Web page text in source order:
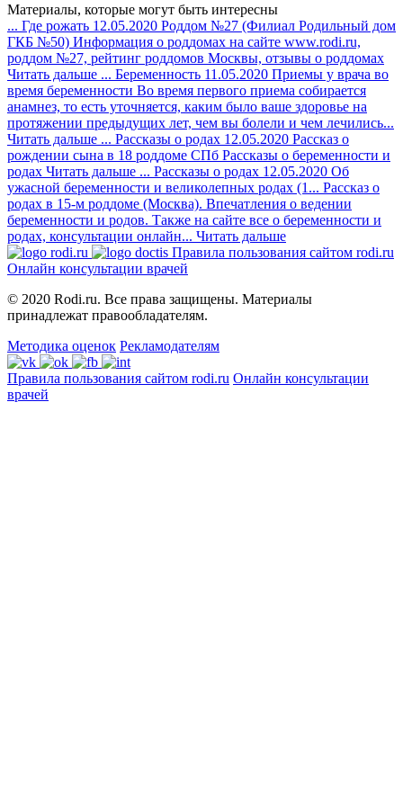
Материалы, которые могут быть интересны
... Где рожать 12.05.2020 Роддом №27 (Филиал Родильный дом
ГКБ №50) Информация о роддомах на сайте www.rodi.ru,
роддом №27, рейтинг роддомов Москвы, отзывы о роддомах
Читать дальше ... Беременность 11.05.2020 Приемы у врача во
время беременности Во время первого приема собирается
анамнез, то есть уточняется, каким было ваше здоровье на
протяжении предыдущих лет, чем вы болели и чем лечились...
Читать дальше ... Рассказы о родах 12.05.2020 Рассказ о
рождении сына в 18 роддоме СПб Рассказы о беременности и
родах Читать дальше ... Рассказы о родах 12.05.2020 Об
ужасной беременности и великолепных родах (1... Рассказ о
родах в 15-м роддоме (Москва). Впечатления о ведении
беременности и родов. Также на сайте все о беременности и
родах, консультации онлайн... Читать дальше
Правила пользования сайтом rodi.ru
Онлайн консультации врачей
© 2020 Rodi.ru. Все права защищены. Материалы
принадлежат правообладателям.
Методика оценок Рекламодателям
Правила пользования сайтом rodi.ru Онлайн консультации
врачей